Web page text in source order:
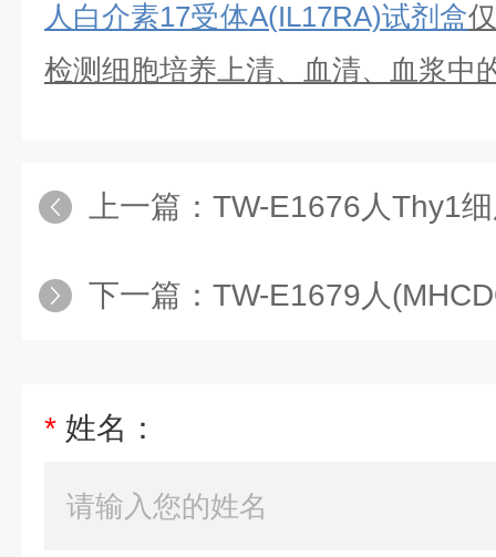
人白介素17受体A(IL17RA)试剂盒
检测细胞培养上清、血清、血浆中
上一篇： TW-E1676人Thy1细胞表
下一篇： TW-E1679人
* 姓名：